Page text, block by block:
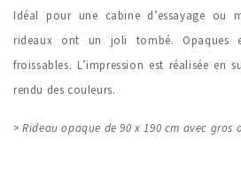
Idéal pour une cabine d’essayage ou
rideaux ont un joli tombé. Opaques
froissables. L’impression est réalisée en
rendu des couleurs.
> Rideau opaque de 90 x 190 cm avec gros